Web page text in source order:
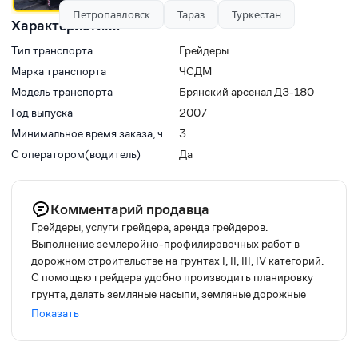
Характеристики
Тип транспорта
Грейдеры
Марка транспорта
ЧСДМ
Модель транспорта
Брянский арсенал ДЗ-180
Год выпуска
2007
Минимальное время заказа, ч
3
С оператором(водитель)
Да
Комментарий продавца
Грейдеры, услуги грейдера, аренда грейдеров.
Выполнение землеройно-профилировочных работ в
дорожном строительстве на грунтах I, II, III, IV категорий.
С помощью грейдера удобно производить планировку
грунта, делать земляные насыпи, земляные дорожные
боковые откосы, вырезание кюветов, выемок, придание
профильных выемок и насыпей также грейдеры имеют
Показать
Петропавловск Тараз Туркестан